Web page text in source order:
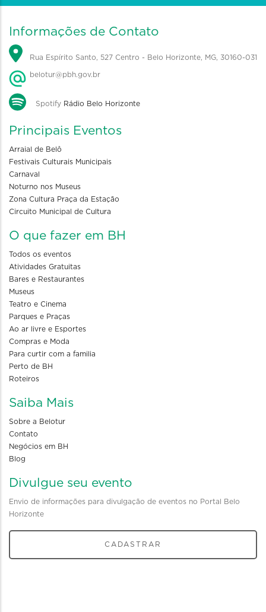
Informações de Contato
Rua Espírito Santo, 527 Centro - Belo Horizonte, MG, 30160-031
belotur@pbh.gov.br
Spotify Rádio Belo Horizonte
Principais Eventos
Arraial de Belô
Festivais Culturais Municipais
Carnaval
Noturno nos Museus
Zona Cultura Praça da Estação
Circuito Municipal de Cultura
O que fazer em BH
Todos os eventos
Atividades Gratuitas
Bares e Restaurantes
Museus
Teatro e Cinema
Parques e Praças
Ao ar livre e Esportes
Compras e Moda
Para curtir com a familia
Perto de BH
Roteiros
Saiba Mais
Sobre a Belotur
Contato
Negócios em BH
Blog
Divulgue seu evento
Envio de informações para divulgação de eventos no Portal Belo
Horizonte
CADASTRAR